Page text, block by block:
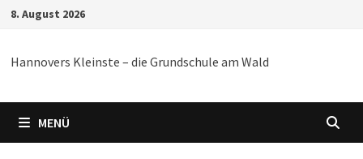
Zum
springen
8. August 2026
Hannovers Kleinste – die Grundschule am Wald
MENÜ